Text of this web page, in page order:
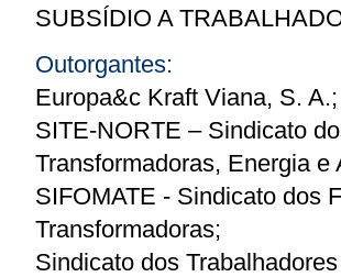
SUBSÍDIO A
Outorgantes:
Europa&c Kraft Viana, S. A.;
SITE-NORTE – Sindicato
Transformadoras, Energia
SIFOMATE - Sindicato dos
Transformadoras;
Sindicato dos